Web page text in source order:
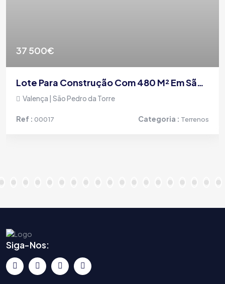
37 500€
Lote Para Construção Com 480 M² Em São Pedro Da Torre, Valença
Valença | São Pedro da Torre
Ref : 00017 Categoria : Terrenos
Siga-Nos: